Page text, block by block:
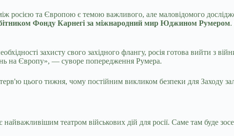
росією та Європою є темою важливого, але маловідомого
Фонду Карнегі за міжнародний мир Юджином Румером.
захисту свого західного флангу, росія готова вийти з
на Європу», — суворе попередження Румера.
цього тижня, чому постійним викликом безпеки для Заходу
театром військових дій для росії. Саме там буде